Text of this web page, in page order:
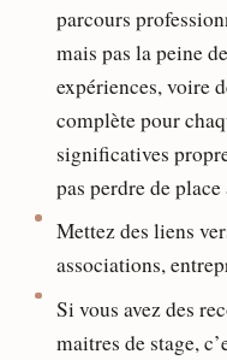
parcours
mais pas la peine
expériences, voire
complète pour
significatives
pas perdre de
Mettez des liens
associations,
Si vous avez des
maitres de stage,